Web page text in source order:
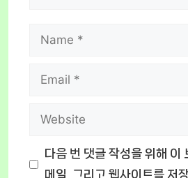
Name
Email
Website
다음 번 댓글 작성을 위해 이
메일, 그리고 웹사이트를 저